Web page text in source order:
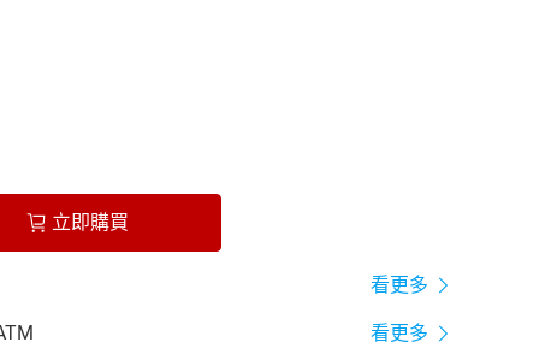
立即購買
看更多
看更多